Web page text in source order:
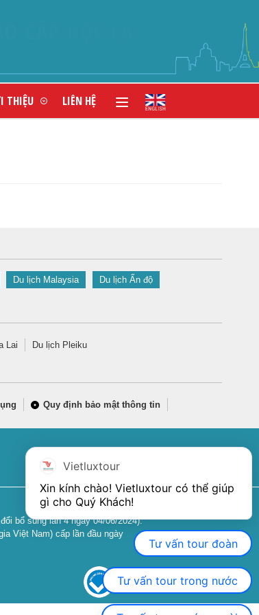
THIỆU LIÊN HỆ
Du lịch Malaysia Du lịch Ấn độ
Lai Du lịch Pleiku
Quy định bảo mật thông tin
bổ sung lần 4 ngày 04/06/2024).
Việt Nam) cấp lần đầu ngày
Vietluxtour
Xin kính chào! Vietluxtour có thể giúp
gì cho Quý Khách!
Tư vấn tour đoàn
Tư vấn tour trong nước